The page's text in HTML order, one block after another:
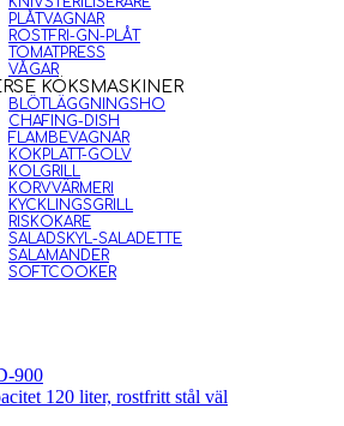
PLÅTVAGNAR
ROSTFRI-GN-PLÅT
TOMATPRESS
VÅGAR
KÖKSMASKINER
BLÖTLÄGGNINGSHO
CHAFING-DISH
FLAMBEVAGNAR
KOKPLATT-GOLV
KOLGRILL
KORVVÄRMERI
KYCKLINGSGRILL
RISKOKARE
SALADSKYL-SALADETTE
SALAMANDER
SOFTCOOKER
900
120 liter, rostfritt stål väl